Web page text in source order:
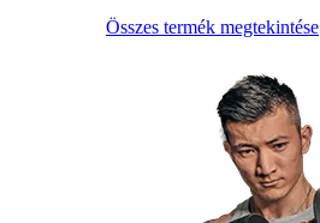
Összes termék megtekintése